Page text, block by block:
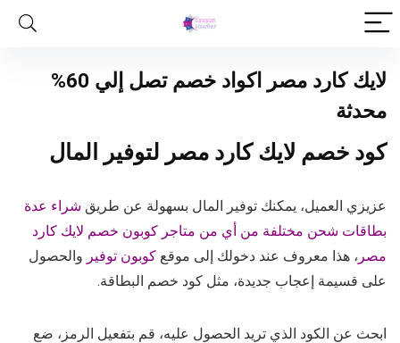
لايك كارد مصر اكواد خصم تصل إلي 60%
محدثة
كود خصم لايك كارد مصر لتوفير المال
عزيزي العميل، يمكنك توفير المال بسهولة عن طريق شراء عدة
بطاقات شحن مختلفة من أي من متاجر كوبون خصم لايك كارد
مصر ، هذا معروف عند دخولك إلى موقع كوبون توفير والحصول
على قسيمة إعجاب جديدة، مثل كود خصم البطاقة.
ابحث عن الكود الذي تريد الحصول عليه، قم بتفعيل الرمز، ضع